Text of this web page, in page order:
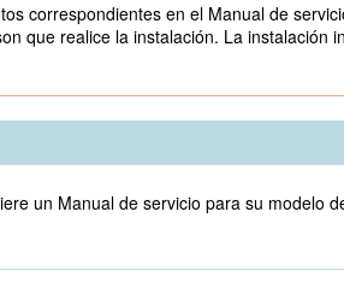
correspondientes en el Manual de
que realice la instalación. La instalación
un Manual de servicio para su modelo